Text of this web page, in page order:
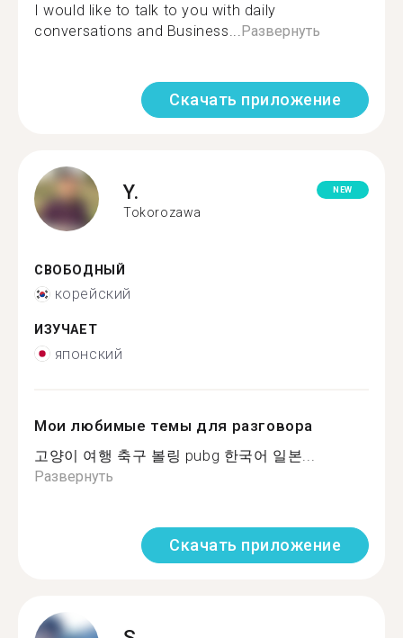
I would like to talk to you with daily
conversations and Business... Развернуть
Скачать приложение
Y.
Tokorozawa
NEW
СВОБОДНЫЙ
корейский
ИЗУЧАЕТ
японский
Мои любимые темы для разговора
고양이 여행 축구 볼링 pubg 한국어 일본...
Развернуть
Скачать приложение